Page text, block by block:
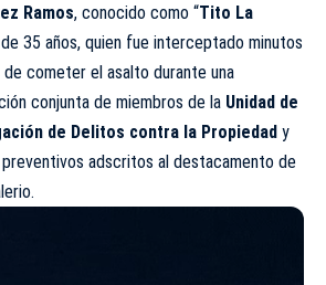
Ramos, conocido como “Tito La
35 años, quien fue interceptado minutos
de cometer el asalto durante una
conjunta de miembros de la Unidad de
de Delitos contra la Propiedad y
adscritos al destacamento de